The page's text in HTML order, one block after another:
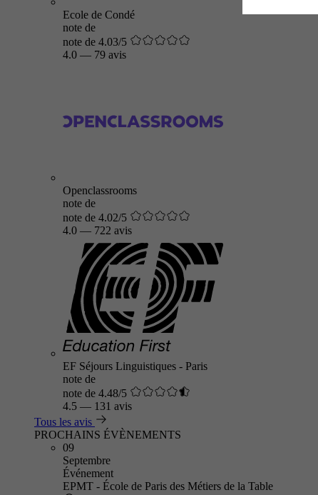
Ecole de Condé
note de
note de 4.03/5
4.0 — 79 avis
Openclassrooms
note de
note de 4.02/5
4.0 — 722 avis
EF Séjours Linguistiques - Paris
note de
note de 4.48/5
4.5 — 131 avis
Tous les avis
PROCHAINS ÉVÈNEMENTS
09
Septembre
Événement
EPMT - École de Paris des Métiers de la Table